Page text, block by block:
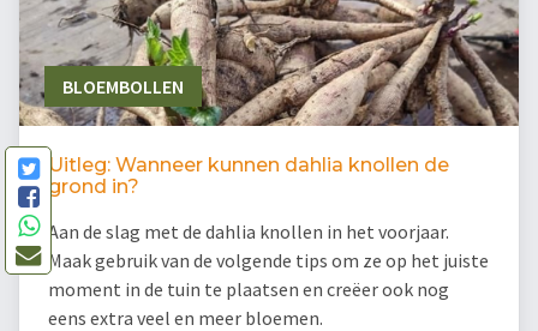
BLOEMBOLLEN
Uitleg: Wanneer kunnen dahlia knollen de
grond in?
Aan de slag met de dahlia knollen in het voorjaar.
Maak gebruik van de volgende tips om ze op het juiste
moment in de tuin te plaatsen en creëer ook nog
eens extra veel en meer bloemen.